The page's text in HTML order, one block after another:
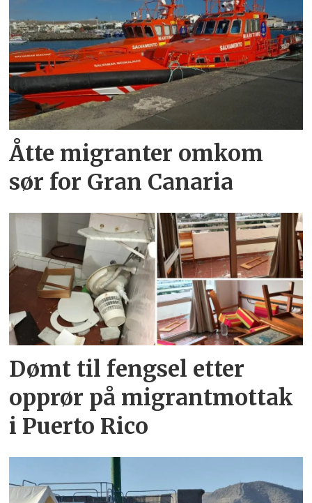
Åtte migranter omkom
sør for Gran Canaria
Dømt til fengsel etter
opprør på migrantmottak
i Puerto Rico